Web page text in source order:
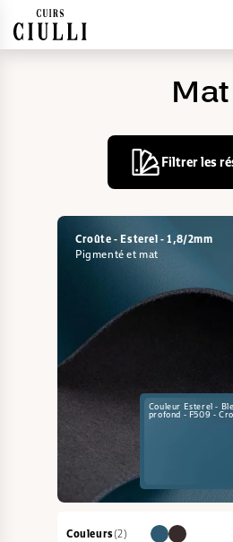
Mat
Filtrer les
Croûte - Esterel - 1,8/2mm
Pigmenté et mat
Couleur Esterel -
profond - F509 -
Couleurs(2)